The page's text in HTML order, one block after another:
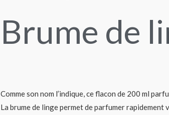
Brume de
Comme son nom l’indique, ce flacon de 200 ml
La brume de linge permet de parfumer rapidement